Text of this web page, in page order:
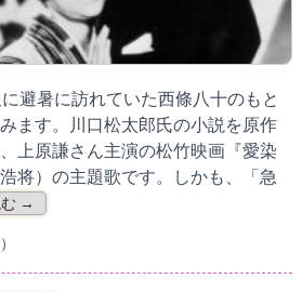
避暑に訪れていた西條八十のもと
ます。川口松太郎氏の小説を原作
上原謙さん主演の松竹映画『愛染
将）の主題歌です。しかも、「急
→